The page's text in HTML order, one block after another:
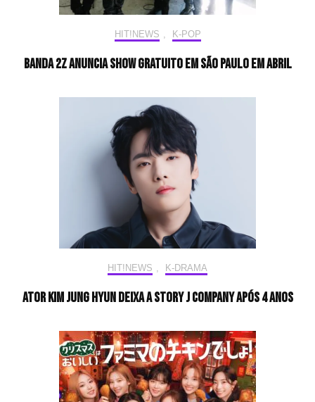
HIT!NEWS , K-POP
Banda 2Z anuncia show gratuito em São Paulo em abril
HIT!NEWS , K-DRAMA
Ator Kim Jung Hyun deixa a Story J Company após 4 anos